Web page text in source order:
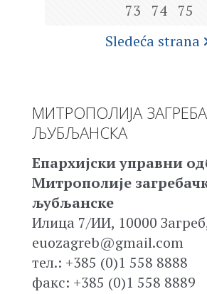
73
74 75
Sledeća strana
МИТРОПОЛИЈА
ЉУБЉАНСКА
Епархијски управни
Митрополије
љубљанске
Илица 7/ИИ, 10000
euozagreb@gmail.com
тел.: +385 (0)1 558 8888
факс: +385 (0)1 558 8889